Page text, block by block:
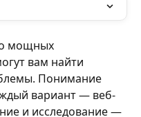
мощных
вам найти
Понимание
вариант — веб-
и исследование —